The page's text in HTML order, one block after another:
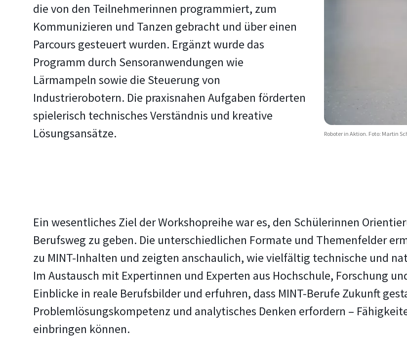
Roboter in Aktion. Foto: Martin
die von den Teilnehmerinnen programmiert, zum
Kommunizieren und Tanzen gebracht und über einen
Parcours gesteuert wurden. Ergänzt wurde das
Programm durch Sensoranwendungen wie
Lärmampeln sowie die Steuerung von
Industrierobotern. Die praxisnahen Aufgaben förderten
spielerisch technisches Verständnis und kreative
Lösungsansätze.
Ein wesentliches Ziel der Workshopreihe war es, den Schülerinnen
Berufsweg zu geben. Die unterschiedlichen Formate und Themenfelder
zu MINT-Inhalten und zeigten anschaulich, wie vielfältig technische und
Im Austausch mit Expertinnen und Experten aus Hochschule, Forschung
Einblicke in reale Berufsbilder und erfuhren, dass MINT-Berufe Zukunft
Problemlösungskompetenz und analytisches Denken erfordern –
einbringen können.